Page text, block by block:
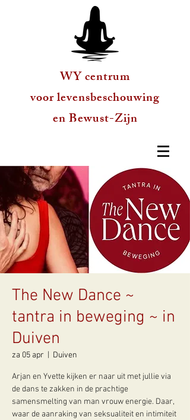
WY centrum
voor levensbeschouwing
en Bewust-Zijn
The New Dance ~
tantra in beweging ~ in
Duiven
za 05 apr Duiven
Arjan en Yvette kijken er naar uit met jullie via
de dans te zakken in de prachtige
samensmelting van man vrouw energie. Daar,
waar de aanraking van seksualiteit en intimiteit